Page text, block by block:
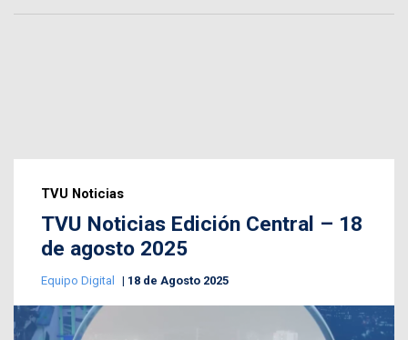
TVU Noticias
TVU Noticias Edición Central – 18
de agosto 2025
Equipo Digital 18 de Agosto 2025